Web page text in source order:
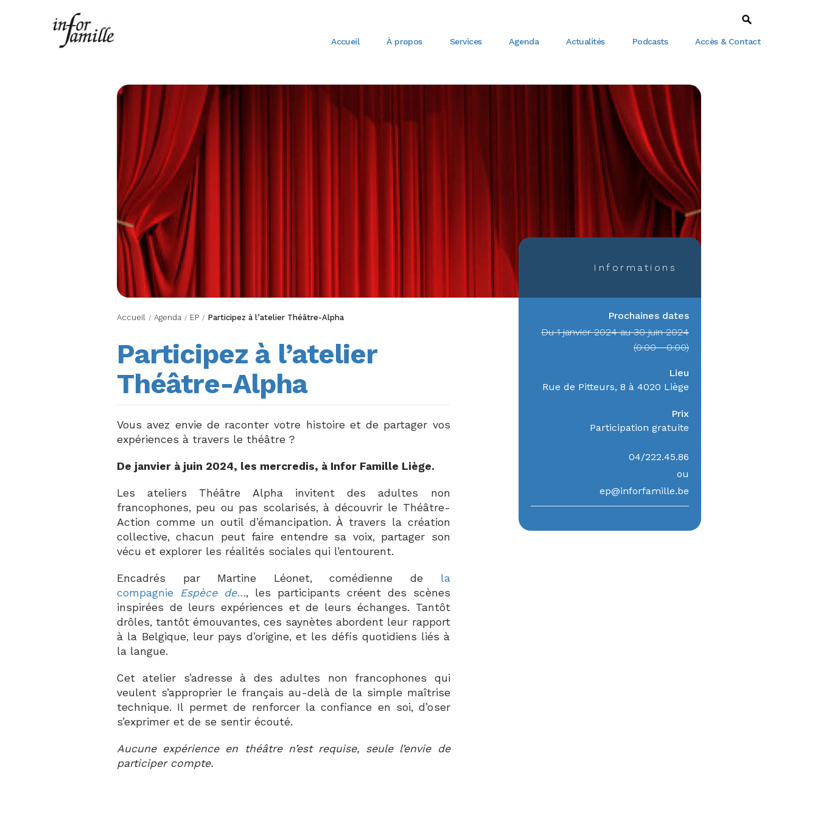
Accueil À propos Services Agenda Actualités Podcasts Accès & Contact
Accueil / Agenda / EP / Participez à l’atelier Théâtre-Alpha
Participez à l’atelier
Théâtre-Alpha
Vous avez envie de raconter votre histoire et de partager vos
expériences à travers le théâtre ?
De janvier à juin 2024, les mercredis, à Infor Famille Liège.
Les ateliers Théâtre Alpha invitent des adultes non
francophones, peu ou pas scolarisés, à découvrir le Théâtre-
Action comme un outil d’émancipation. À travers la création
collective, chacun peut faire entendre sa voix, partager son
vécu et explorer les réalités sociales qui l’entourent.
Encadrés par Martine Léonet, comédienne de la
compagnie
Espèce de…, les participants créent des scènes
inspirées de leurs expériences et de leurs échanges. Tantôt
drôles, tantôt émouvantes, ces saynètes abordent leur rapport
à la Belgique, leur pays d’origine, et les défis quotidiens liés à
la langue.
Cet atelier s’adresse à des adultes non francophones qui
veulent s’approprier le français au-delà de la simple maîtrise
technique. Il permet de renforcer la confiance en soi, d’oser
s’exprimer et de se sentir écouté.
Aucune expérience en théâtre n’est requise, seule l’envie de
participer compte.
Informations
Prochaines dates
Du 1 janvier 2024 au 30 juin 2024
(0:00 - 0:00)
Lieu
Rue de Pitteurs, 8 à 4020 Liège
Prix
Participation gratuite
04/222.45.86
ou
ep@inforfamille.be